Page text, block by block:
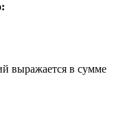
выражается в сумме